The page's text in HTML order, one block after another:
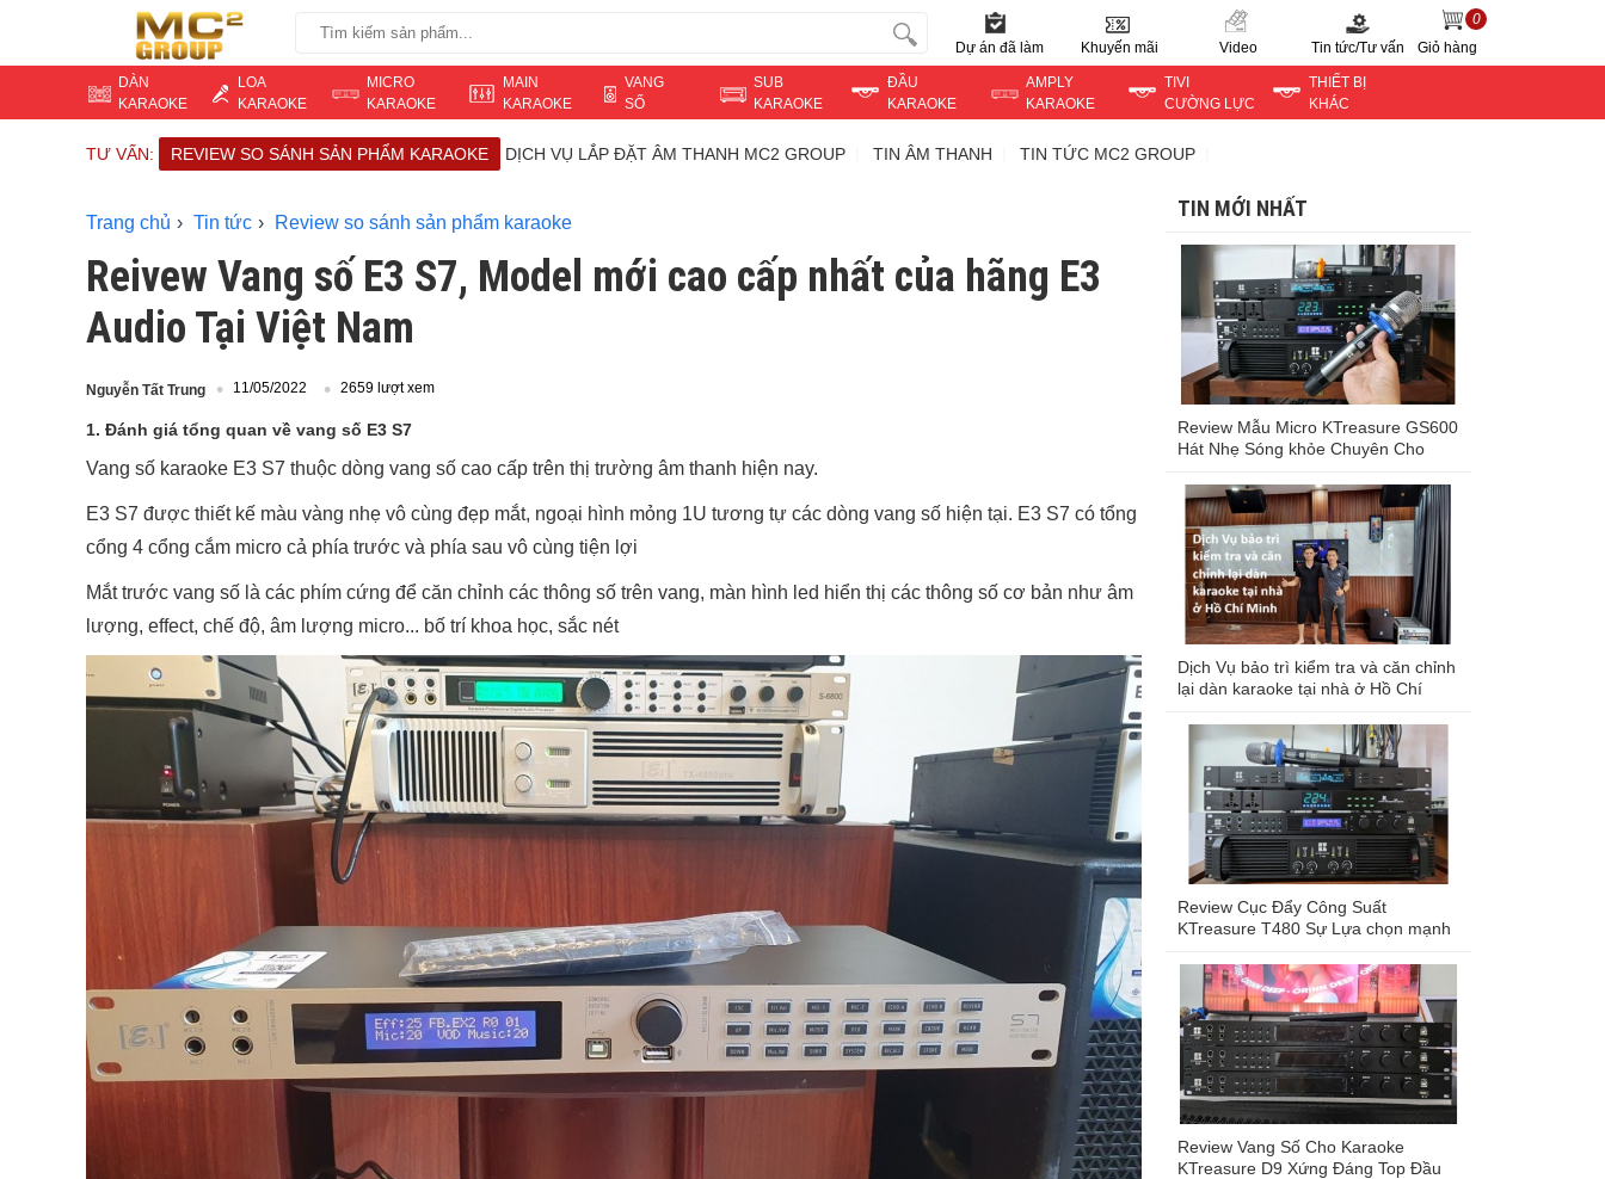
Dự án đã làm Khuyến mãi Video Tin tức/Tư vấn
0
Giỏ hàng
DÀN
KARAOKE
LOA
KARAOKE
MICRO
KARAOKE
MAIN
KARAOKE
VANG
SỐ
SUB
KARAOKE
ĐẦU
KARAOKE
AMPLY
KARAOKE
TIVI
CƯỜNG LỰC
THIẾT BỊ
KHÁC
TƯ VẤN: REVIEW SO SÁNH SẢN PHẨM KARAOKE DỊCH VỤ LẮP ĐẶT ÂM THANH MC2 GROUP TIN ÂM THANH TIN TỨC MC2 GROUP
Trang chủ Tin tức Review so sánh sản phẩm karaoke
Reivew Vang số E3 S7, Model mới cao cấp nhất của hãng E3
Audio Tại Việt Nam
Nguyễn Tất Trung 11/05/2022 2659 lượt xem
1. Đánh giá tổng quan về vang số E3 S7
Vang số karaoke E3 S7 thuộc dòng vang số cao cấp trên thị trường âm thanh hiện nay.
E3 S7 được thiết kế màu vàng nhẹ vô cùng đẹp mắt, ngoại hình mỏng 1U tương tự các dòng vang số hiện tại. E3 S7 có tổng
cổng 4 cổng cắm micro cả phía trước và phía sau vô cùng tiện lợi
Mắt trước vang số là các phím cứng để căn chỉnh các thông số trên vang, màn hình led hiển thị các thông số cơ bản như âm
lượng, effect, chế độ, âm lượng micro... bố trí khoa học, sắc nét
TIN MỚI NHẤT
Review Mẫu Micro KTreasure GS600
Hát Nhẹ Sóng khỏe Chuyên Cho
Dịch Vụ bảo trì kiểm tra và căn chỉnh
lại dàn karaoke tại nhà ở Hồ Chí
Review Cục Đẩy Công Suất
KTreasure T480 Sự Lựa chọn mạnh
Review Vang Số Cho Karaoke
KTreasure D9 Xứng Đáng Top Đầu